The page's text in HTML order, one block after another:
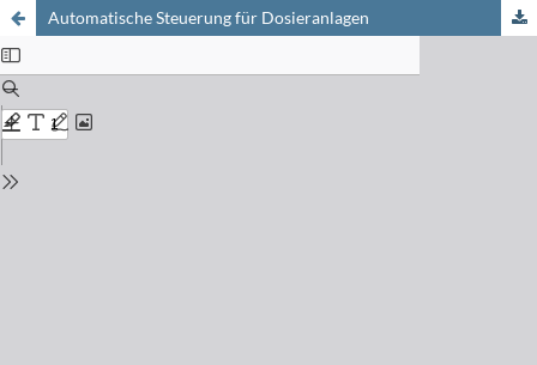
Automatische Steuerung für Dosieranlagen